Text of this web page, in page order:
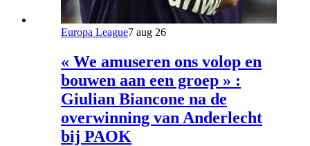
Europa League7 aug 26
« We amuseren ons volop en
bouwen aan een groep » :
Giulian Biancone na de
overwinning van Anderlecht
bij PAOK